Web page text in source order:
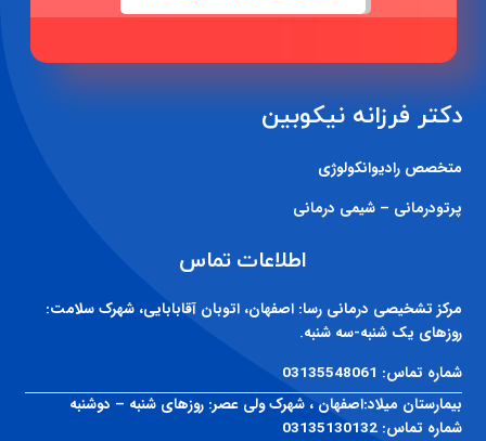
دکتر فرزانه نیکوبین
متخصص رادیوانکولوژی
پرتودرمانی – شیمی درمانی
اطلاعات تماس
مرکز تشخیصی درمانی رسا: اصفهان، اتوبان آقابابایی، شهرک سلامت:
روزهای یک شنبه-سه شنبه.
شماره تماس: 03135548061
بیمارستان میلاد:اصفهان ، شهرک ولی عصر: روزهای شنبه – دوشنبه
شماره تماس:03135130132